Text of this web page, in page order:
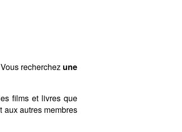
recherchez une
films et livres que
aux autres membres